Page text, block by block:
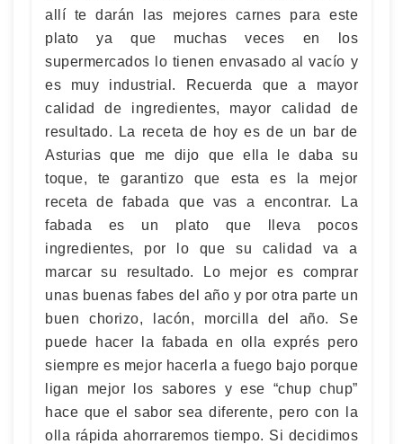
allí te darán las mejores carnes para este
plato ya que muchas veces en los
supermercados lo tienen envasado al vacío y
es muy industrial. Recuerda que a mayor
calidad de ingredientes, mayor calidad de
resultado. La receta de hoy es de un bar de
Asturias que me dijo que ella le daba su
toque, te garantizo que esta es la mejor
receta de fabada que vas a encontrar. La
fabada es un plato que lleva pocos
ingredientes, por lo que su calidad va a
marcar su resultado. Lo mejor es comprar
unas buenas fabes del año y por otra parte un
buen chorizo, lacón, morcilla del año. Se
puede hacer la fabada en olla exprés pero
siempre es mejor hacerla a fuego bajo porque
ligan mejor los sabores y ese “chup chup”
hace que el sabor sea diferente, pero con la
olla rápida ahorraremos tiempo. Si decidimos